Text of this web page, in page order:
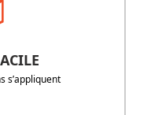
s’appliquent